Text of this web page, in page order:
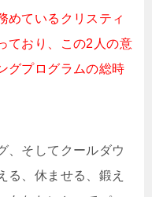
めているクリスティ
ており、この2人の意
グプログラムの総時
、そしてクールダウ
る、休ませる、鍛え